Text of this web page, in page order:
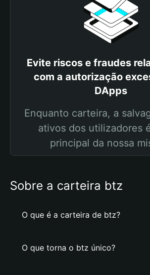
Evite riscos e fraudes
com a autorização
DApps
Enquanto carteira, a
ativos dos utilizadores
principal da nossa
Sobre a carteira btz
O que é a carteira de btz?
O que torna o btz único?